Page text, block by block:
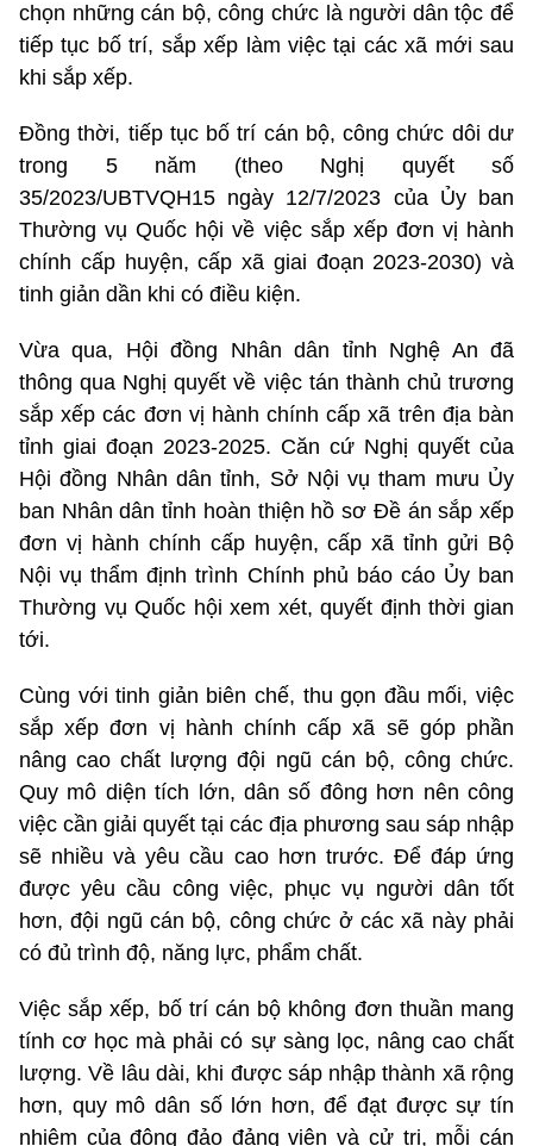
chọn những cán bộ, công chức là người dân tộc để
tiếp tục bố trí, sắp xếp làm việc tại các xã mới sau
khi sắp xếp.
Đồng thời, tiếp tục bố trí cán bộ, công chức dôi dư
trong 5 năm (theo Nghị quyết số
35/2023/UBTVQH15 ngày 12/7/2023 của Ủy ban
Thường vụ Quốc hội về việc sắp xếp đơn vị hành
chính cấp huyện, cấp xã giai đoạn 2023-2030) và
tinh giản dần khi có điều kiện.
Vừa qua, Hội đồng Nhân dân tỉnh Nghệ An đã
thông qua Nghị quyết về việc tán thành chủ trương
sắp xếp các đơn vị hành chính cấp xã trên địa bàn
tỉnh giai đoạn 2023-2025. Căn cứ Nghị quyết của
Hội đồng Nhân dân tỉnh, Sở Nội vụ tham mưu Ủy
ban Nhân dân tỉnh hoàn thiện hồ sơ Đề án sắp xếp
đơn vị hành chính cấp huyện, cấp xã tỉnh gửi Bộ
Nội vụ thẩm định trình Chính phủ báo cáo Ủy ban
Thường vụ Quốc hội xem xét, quyết định thời gian
tới.
Cùng với tinh giản biên chế, thu gọn đầu mối, việc
sắp xếp đơn vị hành chính cấp xã sẽ góp phần
nâng cao chất lượng đội ngũ cán bộ, công chức.
Quy mô diện tích lớn, dân số đông hơn nên công
việc cần giải quyết tại các địa phương sau sáp nhập
sẽ nhiều và yêu cầu cao hơn trước. Để đáp ứng
được yêu cầu công việc, phục vụ người dân tốt
hơn, đội ngũ cán bộ, công chức ở các xã này phải
có đủ trình độ, năng lực, phẩm chất.
Việc sắp xếp, bố trí cán bộ không đơn thuần mang
tính cơ học mà phải có sự sàng lọc, nâng cao chất
lượng. Về lâu dài, khi được sáp nhập thành xã rộng
hơn, quy mô dân số lớn hơn, để đạt được sự tín
nhiệm của đông đảo đảng viên và cử tri, mỗi cán